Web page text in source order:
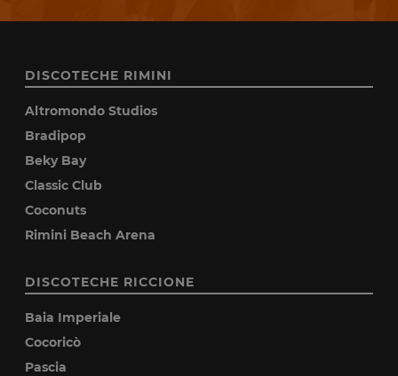
DISCOTECHE RIMINI
Altromondo Studios
Bradipop
Beky Bay
Classic Club
Coconuts
Rimini Beach Arena
DISCOTECHE RICCIONE
Baia Imperiale
Cocoricò
Pascia